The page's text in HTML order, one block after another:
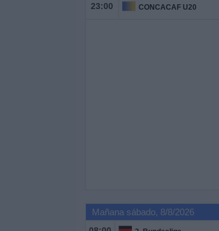
23:00 CONCACAF U20
Mañana sábado, 8/8/2026